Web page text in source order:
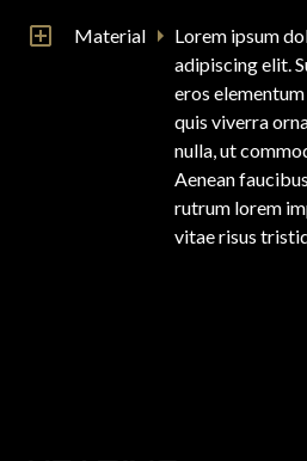
Material
Lorem ipsum
adipiscing elit.
eros
quis viverra
nulla, ut
Aenean
rutrum lorem
vitae risus